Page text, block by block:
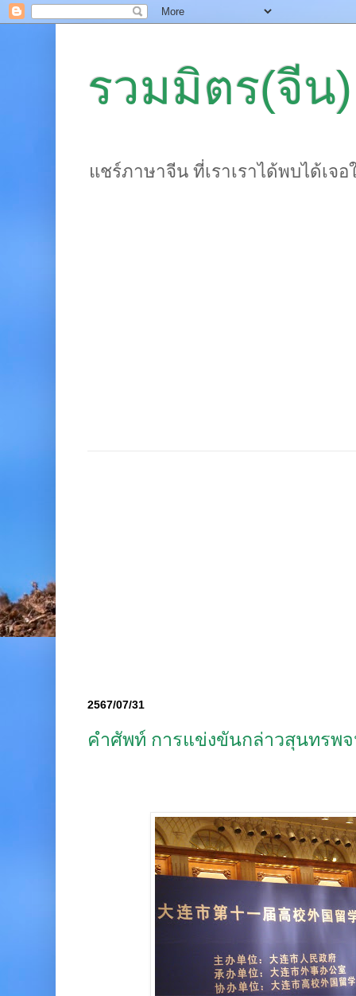
รวมมิตร(จีน)
แชร์ภาษาจีน ที่เราเราได้พบได้เจ
2567/07/31
คำศัพท์ การแข่งขันกล่าวสุนทรพจ